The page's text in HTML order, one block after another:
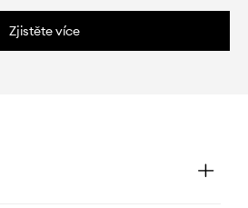
Zjistěte více